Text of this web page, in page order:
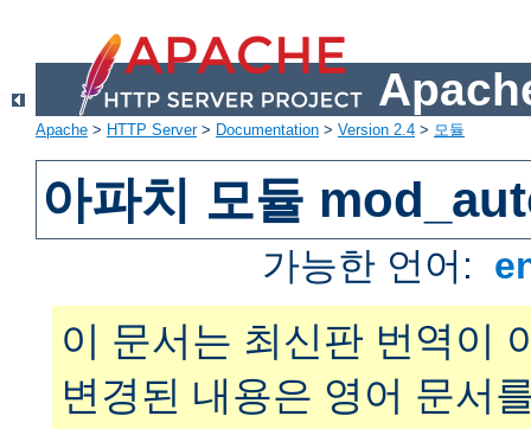
Apache > HTTP Server> Documentation > Version 2.4 > 모듈
아파치 모듈
가능한 언어:
이 문서는 최신판 번역이
변경된 내용은 영어 문서